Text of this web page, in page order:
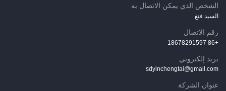
الشخص الذي يمكن الاتصال به
السيد فنغ
رقم الاتصال
+86 18678291597
بريد إلكتروني
sdyinchengtai@gmail.com
عنوان الشركة